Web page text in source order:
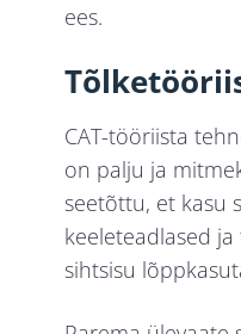
ees.
CAT-tööriista
on palju ja
seetõttu, et kasu
keeleteadlased
sihtsisu